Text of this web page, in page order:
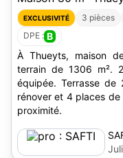
EXCLUSIVITÉ 3 pièces
DPE : B
À Thueyts, maison
terrain de 1306 m².
équipée. Terrasse
rénover et 4 places
proximité.